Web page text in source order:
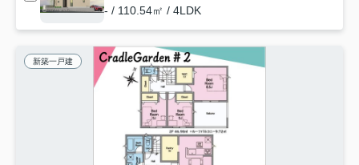
- / 110.54㎡ / 4LDK
新築一戸建